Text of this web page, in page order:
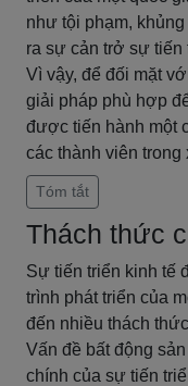
như tội phạm,
ra sự cản trở sự tiến
Vì vậy, để đối mặt
giải pháp phù hợp
được tiến hành một
các thành viên trong
Tóm tắt
Thách thức
Sự tiến triển kinh tế
trình phát triển của
đến nhiều thách
Vấn đề bất động
chính của sự tiến